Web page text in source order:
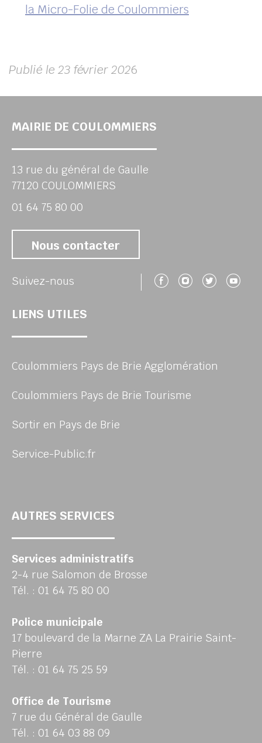
la Micro-Folie de Coulommiers
Publié le 23 février 2026
MAIRIE DE COULOMMIERS
13 rue du général de Gaulle
77120 COULOMMIERS
01 64 75 80 00
Nous contacter
Suivez-nous Suivez-nous
Suivez-
LIENS UTILES
Coulommiers Pays de Brie Agglomération
Coulommiers Pays de Brie Tourisme
Sortir en Pays de Brie
Service-Public.fr
AUTRES SERVICES
Services administratifs
2-4 rue Salomon de Brosse
Tél. : 01 64 75 80 00
Police municipale
17 boulevard de la Marne ZA La Prairie Saint-
Pierre
Tél. : 01 64 75 25 59
Office de Tourisme
7 rue du Général de Gaulle
Tél. : 01 64 03 88 09